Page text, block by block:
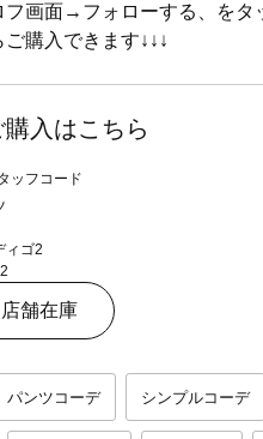
画面→フォローする、をタ
購入できます↓↓↓
入はこちら
ィゴ2
店舗在庫
パンツコーデ シンプルコーデ